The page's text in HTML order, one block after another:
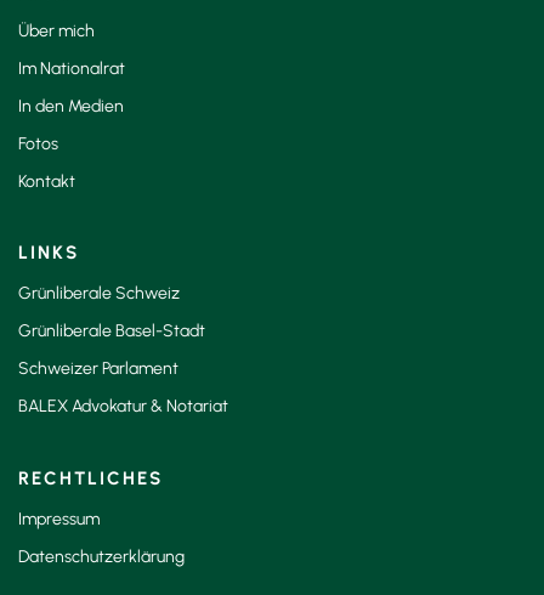
Über mich
Im Nationalrat
In den Medien
Fotos
Kontakt
LINKS
Grünliberale Schweiz
Grünliberale Basel-Stadt
Schweizer Parlament
BALEX Advokatur & Notariat
RECHTLICHES
Impressum
Datenschutzerklärung